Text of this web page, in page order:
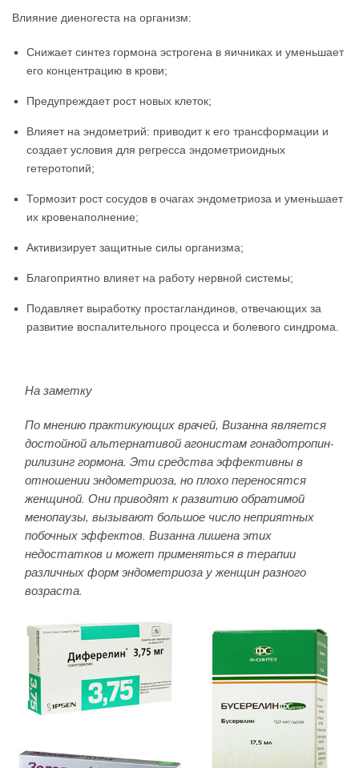
Влияние диеногеста на организм:
Снижает синтез гормона эстрогена в яичниках и уменьшает
его концентрацию в крови;
Предупреждает рост новых клеток;
Влияет на эндометрий: приводит к его трансформации и
создает условия для регресса эндометриоидных
гетеротопий;
Тормозит рост сосудов в очагах эндометриоза и уменьшает
их кровенаполнение;
Активизирует защитные силы организма;
Благоприятно влияет на работу нервной системы;
Подавляет выработку простагландинов, отвечающих за
развитие воспалительного процесса и болевого синдрома.
На заметку
По мнению практикующих врачей, Визанна является
достойной альтернативой агонистам гонадотропин-
рилизинг гормона. Эти средства эффективны в
отношении эндометриоза, но плохо переносятся
женщиной. Они приводят к развитию обратимой
менопаузы, вызывают большое число неприятных
побочных эффектов. Визанна лишена этих
недостатков и может применяться в терапии
различных форм эндометриоза у женщин разного
возраста.